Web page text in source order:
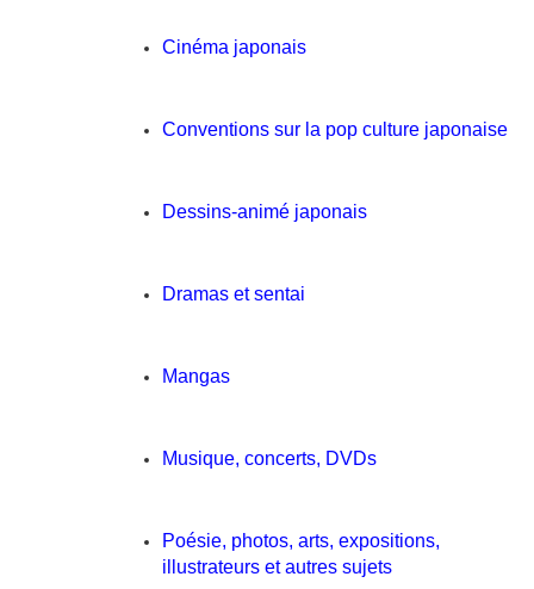
Cinéma japonais
Conventions sur la pop culture japonaise
Dessins-animé japonais
Dramas et sentai
Mangas
Musique, concerts, DVDs
Poésie, photos, arts, expositions,
illustrateurs et autres sujets